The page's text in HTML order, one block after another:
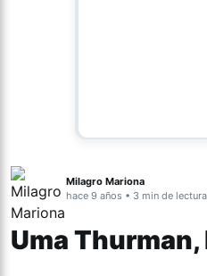
Milagro Mariona
hace 9 años • 3 min de lectura
Uma